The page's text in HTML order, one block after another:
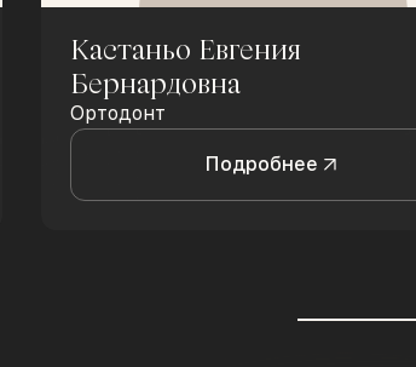
Кастаньо Евгения
Бернардовна
Ортодонт
Подробнее